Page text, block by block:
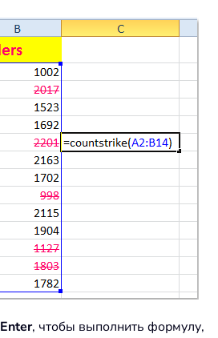
Enter, чтобы выполнить формулу,